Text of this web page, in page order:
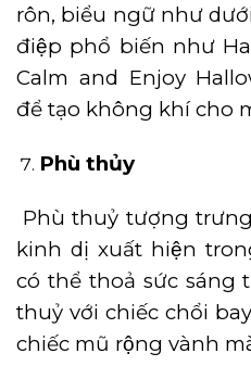
rôn, biểu ngữ như
điệp phổ biến như
Calm and Enjoy
để tạo không khí cho
Phù thủy
Phù thuỷ tượng
kinh dị xuất hiện
có thể thoả sức sáng
thuỷ với chiếc chổi
chiếc mũ rộng vành